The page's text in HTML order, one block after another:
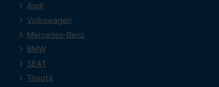
Audi
Volkswagen
Mercedes-Benz
BMW
SEAT
Toyota